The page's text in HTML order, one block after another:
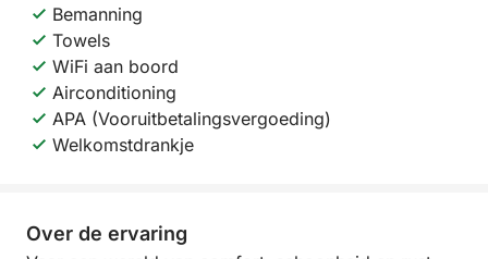
Bemanning
Towels
WiFi aan boord
Airconditioning
APA (Vooruitbetalingsvergoeding)
Welkomstdrankje
Over de ervaring